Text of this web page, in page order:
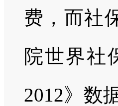
费，而社
院世界社
2012》数